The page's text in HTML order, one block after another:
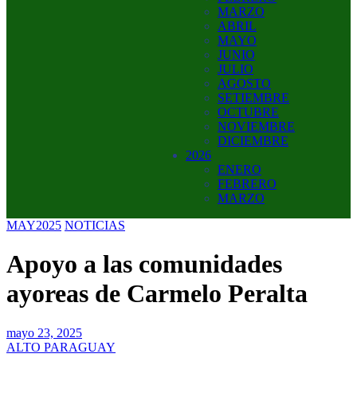
MARZO
ABRIL
MAYO
JUNIO
JULIO
AGOSTO
SETIEMBRE
OCTUBRE
NOVIEMBRE
DICIEMBRE
2026
ENERO
FEBRERO
MARZO
MAY2025 NOTICIAS
Apoyo a las comunidades
ayoreas de Carmelo Peralta
mayo 23, 2025
ALTO PARAGUAY